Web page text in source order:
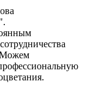
Можем